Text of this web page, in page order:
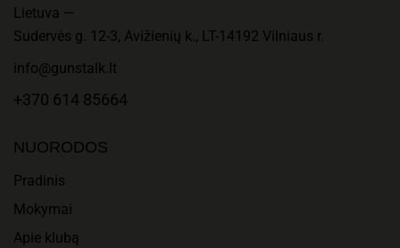
Lietuva —
Sudervės g. 12-3, Avižienių k., LT-14192 Vilniaus r.
info@gunstalk.lt
+370 614 85664
NUORODOS
Pradinis
Mokymai
Apie klubą